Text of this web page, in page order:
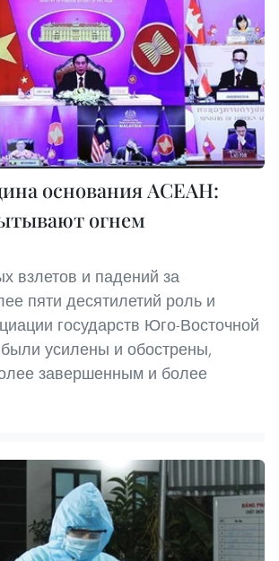
основания АСЕАН:
огнем
взлетов и падений за
пяти десятилетий роль и
государств Юго-Восточной
усилены и обострены,
завершенным и более